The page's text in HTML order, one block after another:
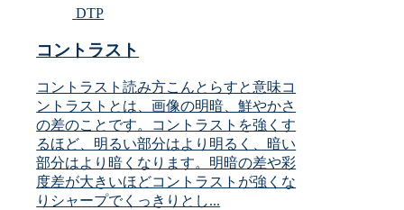
DTP
コントラスト
コントラスト読み方こんとらすと意味コ
ントラストとは、画像の明暗、鮮やかさ
の差のことです。コントラストを強くす
るほど、明るい部分はより明るく、暗い
部分はより暗くなります。明暗の差や彩
度差が大きいほどコントラストが強くな
りシャープでくっきりとし...